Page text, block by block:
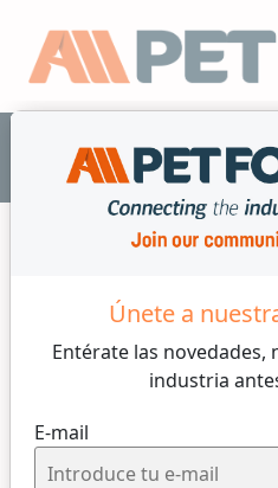
Únete a
Entérate las novedades,
industria
E-mail
All Pet
Chiquete